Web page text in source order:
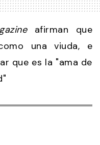
afirman que
una viuda, e
que es la "ama de